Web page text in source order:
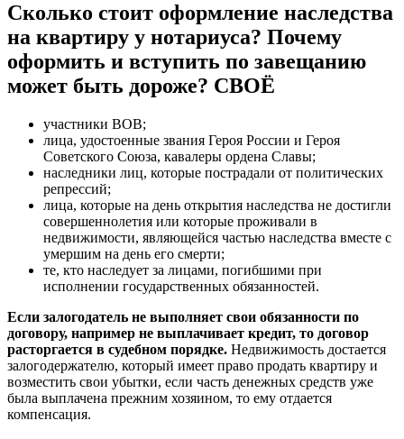
Сколько стоит оформление наследства
на квартиру у нотариуса? Почему
оформить и вступить по завещанию
может быть дороже? СВОЁ
участники ВОВ;
лица, удостоенные звания Героя России и Героя
Советского Союза, кавалеры ордена Славы;
наследники лиц, которые пострадали от политических
репрессий;
лица, которые на день открытия наследства не достигли
совершеннолетия или которые проживали в
недвижимости, являющейся частью наследства вместе с
умершим на день его смерти;
те, кто наследует за лицами, погибшими при
исполнении государственных обязанностей.
Если залогодатель не выполняет свои обязанности по
договору, например не выплачивает кредит, то договор
расторгается в судебном порядке. Недвижимость достается
залогодержателю, который имеет право продать квартиру и
возместить свои убытки, если часть денежных средств уже
была выплачена прежним хозяином, то ему отдается
компенсация.